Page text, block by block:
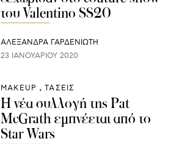
του Valentino SS20
ΑΛΕΞΑΝΔΡΑ ΓΑΡΔΕΝΙΩΤΗ
23 ΙΑΝΟΥΑΡΊΟΥ 2020
ΜAKEUP ΤΑΣΕΙΣ
Η νέα συλλογή της Pat
McGrath εμπνέεται από το
Star Wars